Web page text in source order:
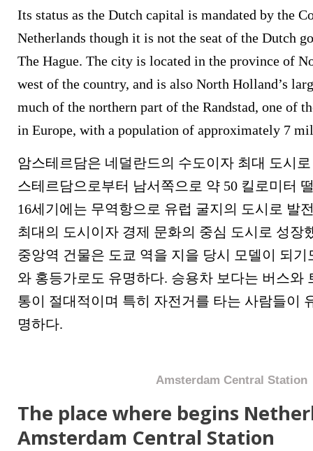
Its status as the Dutch capital is mandated by the
Netherlands though it is not the seat of the Dutch
The Hague. The city is located in the province of
west of the country, and is also North Holland’s
much of the northern part of the Randstad, one of
in Europe, with a population of approximately 7
암스테르담은 네덜란드의 수도이자 최대 도시
스테르담으로부터 남서쪽으로 약 50 킬로미터
16세기에는 무역항으로 유럽 굴지의 도시로 발
최대의 도시이자 경제 문화의 중심 도시로 성장
중앙역 건물은 도쿄 역을 지을 당시 모델이 되
와 홍등가로도 유명하다. 승용차 보다는 버스와
통이 절대적이며 특히 자전거를 타는 사람들이
명하다.
Amsterdam Central Station
The place where begins
Amsterdam Central Station